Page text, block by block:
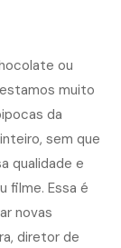
ou
muito
da
sem que
qualidade e
filme. Essa é
novas
diretor de